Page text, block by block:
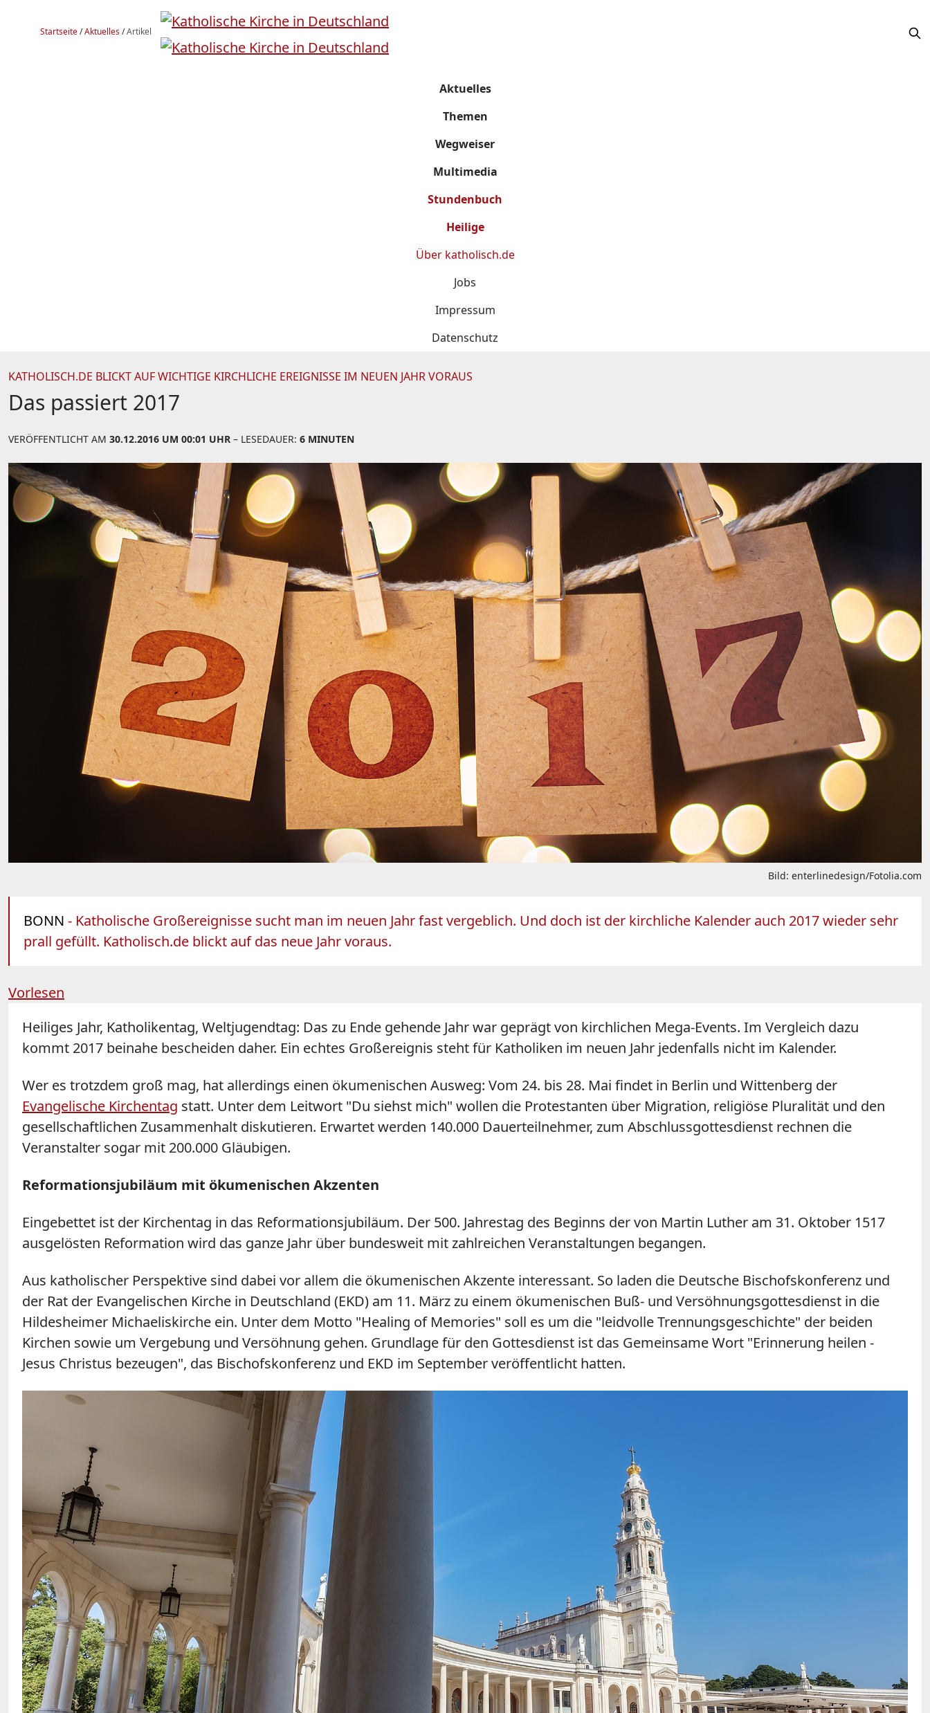
Startseite/Aktuelles/Artikel
Aktuelles
Themen
Wegweiser
Multimedia
Stundenbuch
Heilige
Über katholisch.de
Jobs
Impressum
Datenschutz
KATHOLISCH.DE BLICKT AUF WICHTIGE KIRCHLICHE EREIGNISSE IM NEUEN JAHR VORAUS
Das passiert 2017
VERÖFFENTLICHT AM 30.12.2016 UM 00:01 UHR – LESEDAUER: 6 MINUTEN
Bild: enterlinedesign/Fotolia.com
BONN - Katholische Großereignisse sucht man im neuen Jahr fast vergeblich. Und doch ist der kirchliche Kalender auch 2017 wieder sehr
prall gefüllt. Katholisch.de blickt auf das neue Jahr voraus.
Vorlesen
Heiliges Jahr, Katholikentag, Weltjugendtag: Das zu Ende gehende Jahr war geprägt von kirchlichen Mega-Events. Im Vergleich dazu
kommt 2017 beinahe bescheiden daher. Ein echtes Großereignis steht für Katholiken im neuen Jahr jedenfalls nicht im Kalender.
Wer es trotzdem groß mag, hat allerdings einen ökumenischen Ausweg: Vom 24. bis 28. Mai findet in Berlin und Wittenberg der
Evangelische Kirchentag statt. Unter dem Leitwort "Du siehst mich" wollen die Protestanten über Migration, religiöse Pluralität und den
gesellschaftlichen Zusammenhalt diskutieren. Erwartet werden 140.000 Dauerteilnehmer, zum Abschlussgottesdienst rechnen die
Veranstalter sogar mit 200.000 Gläubigen.
Reformationsjubiläum mit ökumenischen Akzenten
Eingebettet ist der Kirchentag in das Reformationsjubiläum. Der 500. Jahrestag des Beginns der von Martin Luther am 31. Oktober 1517
ausgelösten Reformation wird das ganze Jahr über bundesweit mit zahlreichen Veranstaltungen begangen.
Aus katholischer Perspektive sind dabei vor allem die ökumenischen Akzente interessant. So laden die Deutsche Bischofskonferenz und
der Rat der Evangelischen Kirche in Deutschland (EKD) am 11. März zu einem ökumenischen Buß- und Versöhnungsgottesdienst in die
Hildesheimer Michaeliskirche ein. Unter dem Motto "Healing of Memories" soll es um die "leidvolle Trennungsgeschichte" der beiden
Kirchen sowie um Vergebung und Versöhnung gehen. Grundlage für den Gottesdienst ist das Gemeinsame Wort "Erinnerung heilen -
Jesus Christus bezeugen", das Bischofskonferenz und EKD im September veröffentlicht hatten.